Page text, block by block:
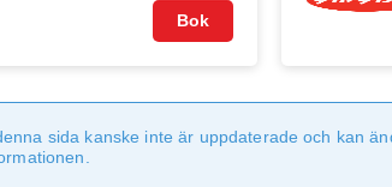
Bok
sida kanske inte är uppdaterade och kan